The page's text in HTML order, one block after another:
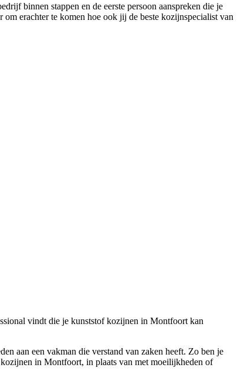
binnen stappen en de eerste persoon aanspreken die je
erachter te komen hoe ook jij de beste kozijnspecialist van
vindt die je kunststof kozijnen in Montfoort kan
aan een vakman die verstand van zaken heeft. Zo ben je
in Montfoort, in plaats van met moeilijkheden of